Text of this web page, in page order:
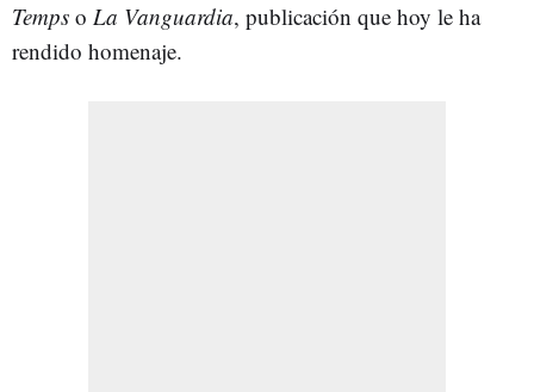
Temps o La Vanguardia, publicación que hoy le ha
rendido homenaje.